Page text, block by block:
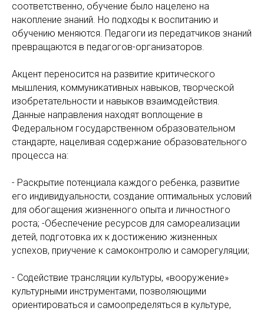
соответственно, обучение было нацелено на
накопление знаний. Но подходы к воспитанию и
обучению меняются. Педагоги из передатчиков знаний
превращаются в педагогов-организаторов.
Акцент переносится на развитие критического
мышления, коммуникативных навыков, творческой
изобретательности и навыков взаимодействия.
Данные направления находят воплощение в
Федеральном государственном образовательном
стандарте, нацеливая содержание образовательного
процесса на:
- Раскрытие потенциала каждого ребенка, развитие
его индивидуальности, создание оптимальных условий
для обогащения жизненного опыта и личностного
роста; -Обеспечение ресурсов для самореализации
детей, подготовка их к достижению жизненных
успехов, приучение к самоконтролю и саморегуляции;
- Содействие трансляции культуры, «вооружение»
культурными инструментами, позволяющими
ориентироваться и самоопределяться в культуре,